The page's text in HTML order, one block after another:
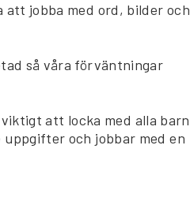
att jobba med ord, bilder och
så våra förväntningar
att locka med alla barn
och jobbar med en